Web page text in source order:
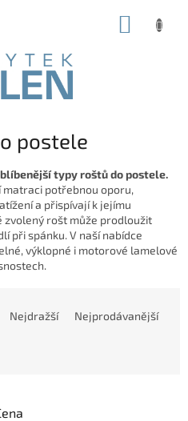
postele
typy roštů do postele.
potřebnou oporu,
a přispívají k jejímu
zvolený rošt může prodloužit
při spánku. V naší nabídce
výklopné i motorové lamelové
Nejdražší Nejprodávanější